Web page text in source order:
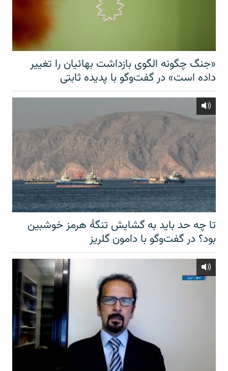
«جنگ چگونه الگوی بازداشت بهائیان را تغییر
داده است» در گفت‌وگو با پدیده ثابتی
تا چه حد باید به گشایش تنگهٔ هرمز خوشبین
بود؟ در گفت‌وگو با دامون گلریز